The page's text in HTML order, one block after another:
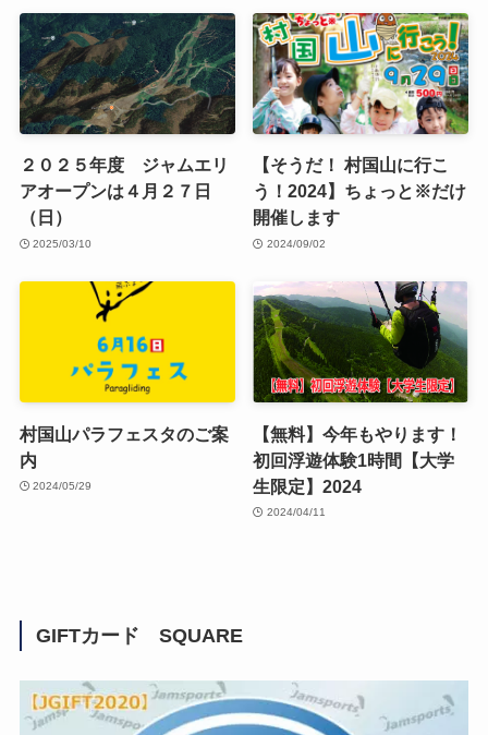
２０２５年度 ジャムエリ
アオープンは４月２７日
（日）
2025/03/10
【そうだ！ 村国山に行こ
う！2024】ちょっと※だけ
開催します
2024/09/02
村国山パラフェスタのご案
内
2024/05/29
【無料】今年もやります！
初回浮遊体験1時間【大学
生限定】2024
2024/04/11
GIFTカード SQUARE